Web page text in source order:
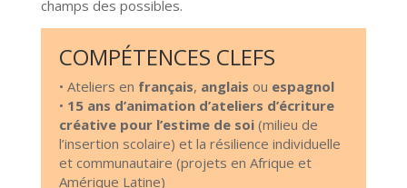
champs des possibles.
COMPÉTENCES CLEFS
• Ateliers en français, anglais ou espagnol
• 15 ans d’animation d’ateliers d’écriture
créative pour l’estime de soi(milieu de
l’insertion scolaire) et la résilience individuelle
et communautaire (projets en Afrique et
Amérique Latine)